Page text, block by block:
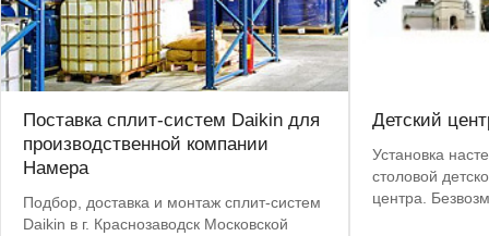
Поставка сплит-систем Daikin для
производственной компании
Намера
Подбор, доставка и монтаж сплит-систем
Daikin в г. Краснозаводск Московской
Детский
Установка
столовой
центра.